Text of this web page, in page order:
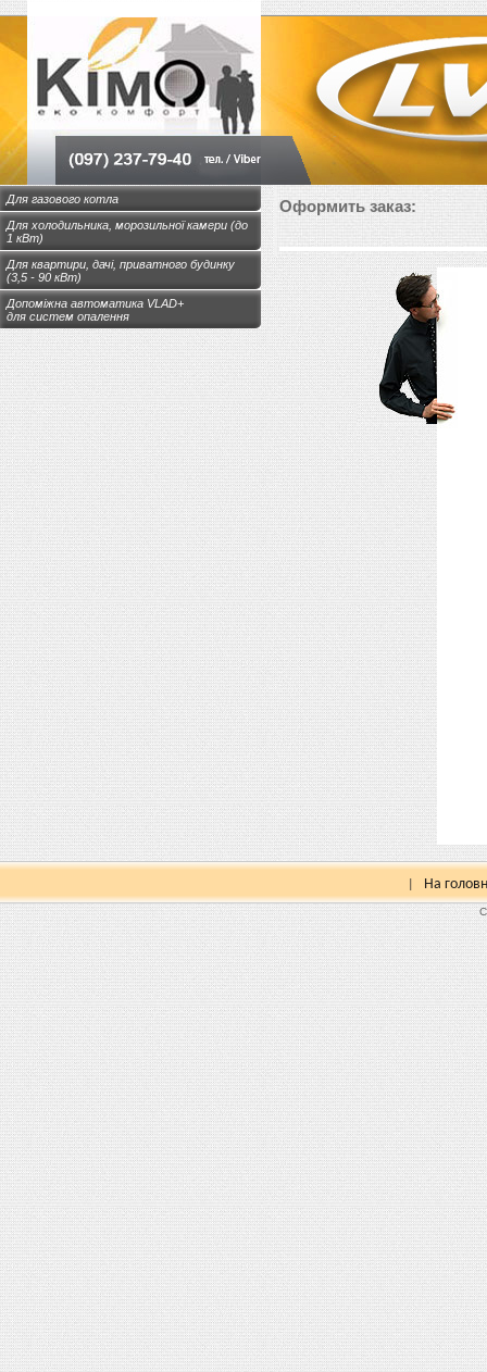
Для газового котла
Для холодильника, морозильної камери (до
1 кВт)
Для квартири, дачі, приватного будинку
(3,5 - 90 кВт)
Допоміжна автоматика VLAD+
для систем опалення
Оформить заказ:
На